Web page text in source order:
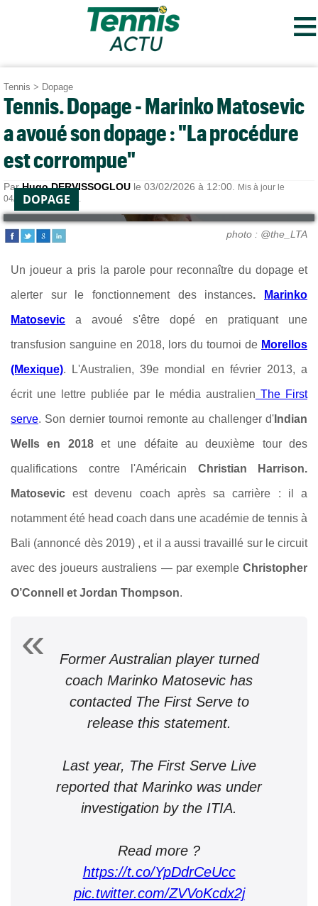
≡
Tennis > Dopage
Tennis. Dopage - Marinko Matosevic
a avoué son dopage : "La procédure
est corrompue"
ParHugo DERVISSOGLOU le 03/02/2026 à 12:00.
Mis à jour le
04/02/2026 à 18:33.
DOPAGE
photo : @the_LTA
Un joueur a pris la parole pour reconnaître du dopage et
alerter sur le fonctionnement des instances. Marinko
Matosevic a avoué s'être dopé en pratiquant une
transfusion sanguine en 2018, lors du tournoi de Morellos
(Mexique). L'Australien, 39e mondial en février 2013, a
écrit une lettre publiée par le média australien The First
serve. Son dernier tournoi remonte au challenger d' Indian
Wells en 2018 et une défaite au deuxième tour des
qualifications contre l'Américain Christian Harrison.
Matosevicest devenu coach après sa carrière : il a
notamment été head coach dans une académie de tennis à
Bali (annoncé dès 2019) , et il a aussi travaillé sur le circuit
avec des joueurs australiens — par exemple Christopher
O’Connell et Jordan Thompson.
Former Australian player turned
coach Marinko Matosevic has
contacted The First Serve to
release this statement.
Last year, The First Serve Live
reported that Marinko was under
investigation by the ITIA.
Read more ?
https://t.co/YpDdrCeUcc
pic.twitter.com/ZVVoKcdx2j